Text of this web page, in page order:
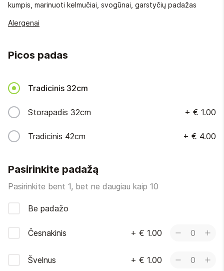
kumpis, marinuoti kelmučiai, svogūnai, garstyčių padažas
Alergenai
Picos padas
Tradicinis 32cm
Storapadis 32cm + € 1.00
Tradicinis 42cm + € 4.00
Pasirinkite padažą
Pasirinkite bent 1, bet ne daugiau kaip 10
Be padažo
Česnakinis + € 1.00 0
Švelnus + € 1.00 0